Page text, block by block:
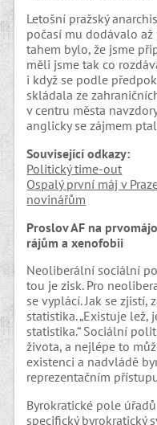
Letošní pražský
počasí mu dodávalo
tahem bylo, že jsme
měli jsme tak co
i když se podle
skládala ze
v centru města
anglicky se zájmem
Související odkazy:
Politický time-out
Ospalý první máj v
novinářům
Proslov AF na
rájům a xenofobii
Neoliberální sociální
tou je zisk. Pro
se vyplácí. Jak se zjistí,
statistika. „Existuje lež,
statistika.“ Sociální
života, a nejlépe to
existenci a nadvládě
reprezentačním
Byrokratické pole
specifický byrokratický